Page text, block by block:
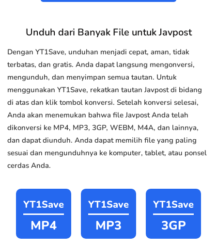
Unduh dari Banyak File untuk Javpost
Dengan YT1Save, unduhan menjadi cepat, aman, tidak
terbatas, dan gratis. Anda dapat langsung mengonversi,
mengunduh, dan menyimpan semua tautan. Untuk
menggunakan YT1Save, rekatkan tautan Javpost di bidang
di atas dan klik tombol konversi. Setelah konversi selesai,
Anda akan menemukan bahwa file Javpost Anda telah
dikonversi ke MP4, MP3, 3GP, WEBM, M4A, dan lainnya,
dan dapat diunduh. Anda dapat memilih file yang paling
sesuai dan mengunduhnya ke komputer, tablet, atau ponsel
cerdas Anda.
YT1Save
MP4
YT1Save
MP3
YT1Save
3GP